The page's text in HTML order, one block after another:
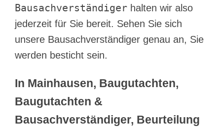
Bausachverständiger halten wir also
jederzeit für Sie bereit. Sehen Sie sich
unsere Bausachverständiger genau an, Sie
werden besticht sein.
In Mainhausen, Baugutachten,
Baugutachten &
Bausachverständiger, Beurteilung